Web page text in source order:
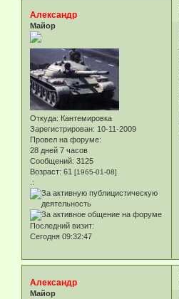
Александр
Майор
Откуда: Кантемировка
Зарегистрирован: 10-11-2009
Провел на форуме:
28 дней 7 часов
Сообщений: 3125
Возраст: 61 [1965-01-08]
.:
Последний визит:
Сегодня 09:32:47
Александр
Майор